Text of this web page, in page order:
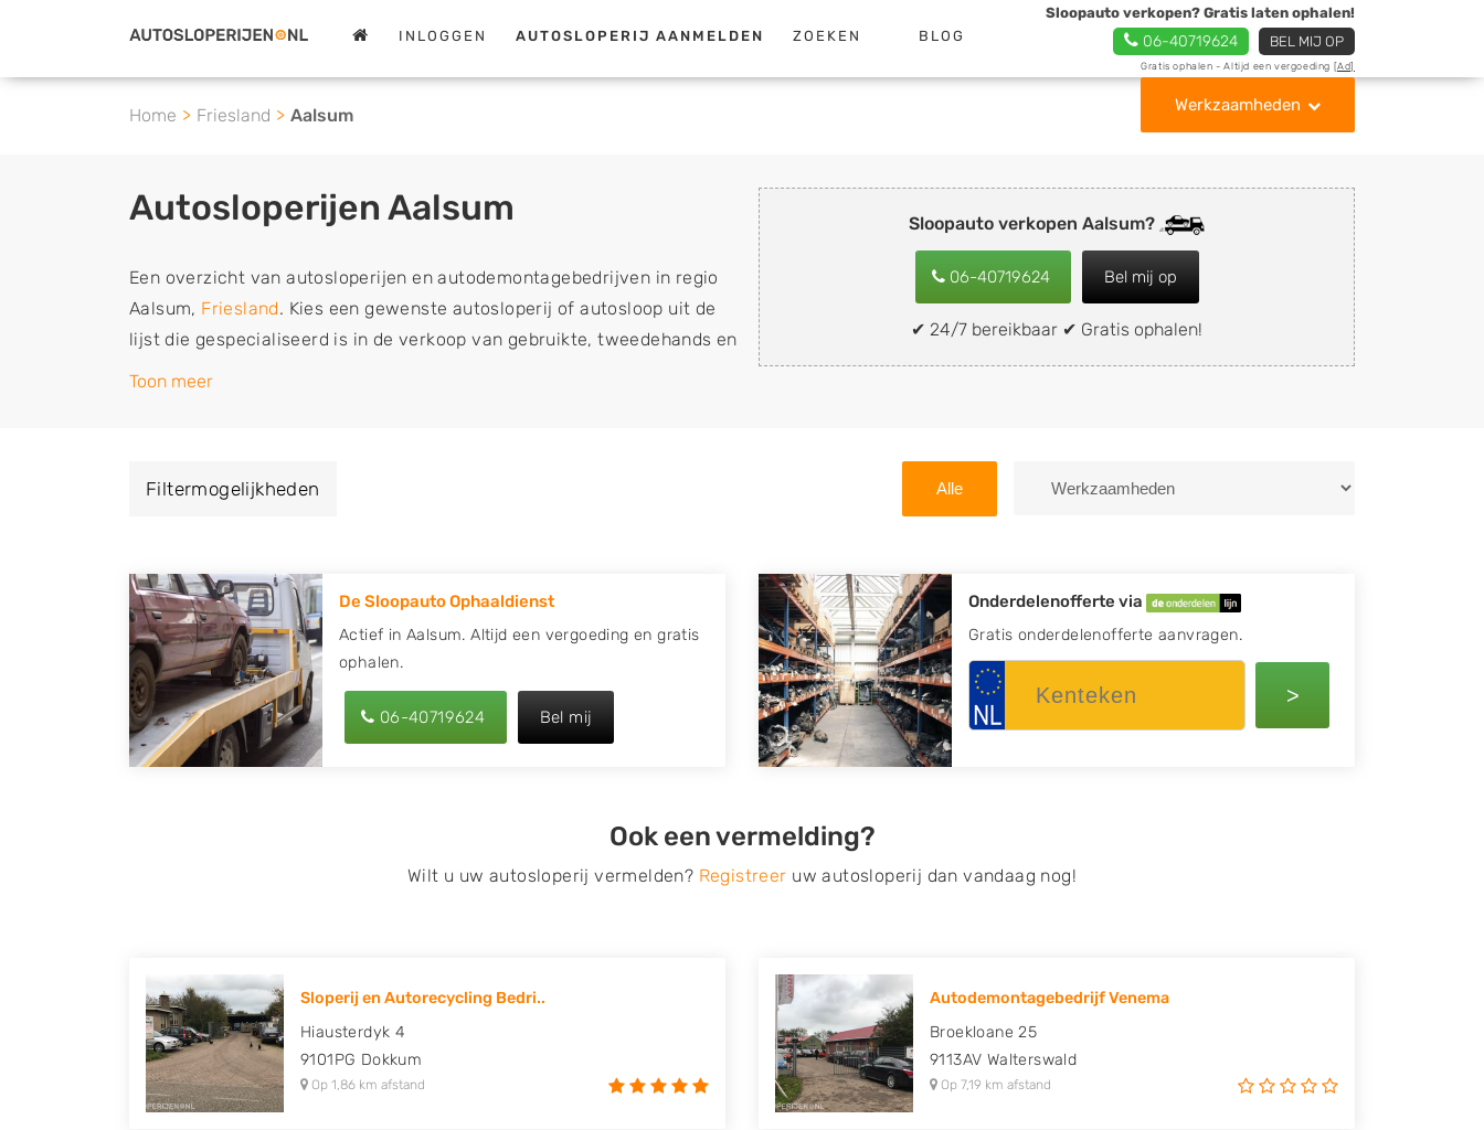
INLOGGEN AUTOSLOPERIJ AANMELDEN ZOEKEN BLOG
Sloopauto verkopen? Gratis laten ophalen!
06-40719624 BEL MIJ OP
Gratis ophalen - Altijd een vergoeding [Ad]
Werkzaamheden
Home Friesland Aalsum
Sloopauto verkopen Aalsum?
06-40719624 Bel mij op
✔ 24/7 bereikbaar ✔ Gratis ophalen!
Autosloperijen Aalsum
Een overzicht van autosloperijen en autodemontagebedrijven in regio
Aalsum, Friesland. Kies een gewenste autosloperij of autosloop uit de
lijst die gespecialiseerd is in de verkoop van gebruikte, tweedehands en
sloopauto onderdelen of in de inkoop van sloopauto's, schadeauto's en
of deze liever laten ophalen op een locatie naar keuze? Kies dan voor
Zoekt u liever naar een sloperij in een andere plaats of regio? U vindt
hier alle bedrijven inFriesland . U kunt ookzoekennaar een sloop met
behulp van uw postcode.
U kunt er ook voor kiezen om direct uw sloopauto te verkopen en op te
laten halen door de Sloopauto Ophaaldienst van Autosloperijen.nl. Wij
onderdelen offerte aanvragen? Dat kan via de Onderdelenlijn! Vul uw
kenteken in en druk op verzenden.
Honda, Hyundai, Kia, Mazda, Mercedes Benz, Mitsubishi, Nissan, Opel,
Peugeot, Porsche, Renault, Seat, Skoda, Suzuki, Tesla, Toyota,
Volkswagen en Volvo.
Toon meer
Filtermogelijkheden Alle
De Sloopauto Ophaaldienst
Actief in Aalsum. Altijd een vergoeding en gratis
ophalen.
06-40719624 Bel mij
Onderdelenofferte via
Gratis onderdelenofferte aanvragen.
>
Ook een vermelding?
Wilt u uw autosloperij vermelden? Registreer uw autosloperij dan vandaag nog!
Sloperij en Autorecycling Bedri..
Hiausterdyk 4
9101PG Dokkum
Op 1,86 km afstand
Autodemontagebedrijf Venema
Broekloane 25
9113AV Walterswald
Op 7,19 km afstand